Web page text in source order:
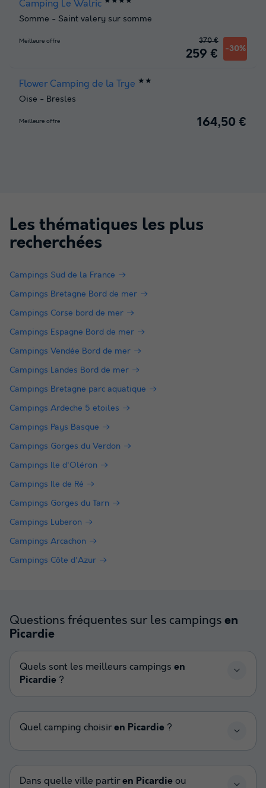
Camping Le Walric
Somme - Saint valery sur somme
Meilleure offre
259 € -30%
370 €
Flower Camping de la Trye ★★
Oise - Bresles
Meilleure offre 164,50 €
Les thématiques les plus
recherchées
Campings Sud de la France
Campings Bretagne Bord de mer
Campings Corse bord de mer
Campings Espagne Bord de mer
Campings Vendée Bord de mer
Campings Landes Bord de mer
Campings Bretagne parc aquatique
Campings Ardeche 5 etoiles
Campings Pays Basque
Campings Gorges du Verdon
Campings Ile d'Oléron
Campings Ile de Ré
Campings Gorges du Tarn
Campings Luberon
Campings Arcachon
Campings Côte d'Azur
Questions fréquentes sur les campings en
Picardie
Quels sont les meilleurs campings en
Picardie ?
Quel camping choisiren Picardie ?
Dans quelle ville partiren Picardie ou